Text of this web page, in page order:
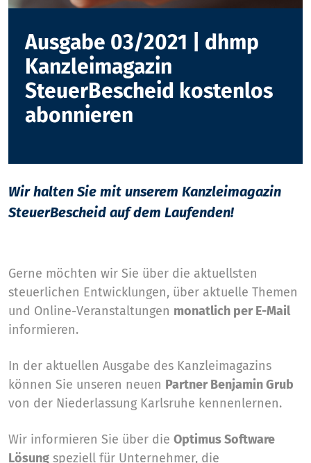
Ausgabe 03/2021 | dhmp
Kanzleimagazin
SteuerBescheid kostenlos
abonnieren
Wir halten Sie mit unserem Kanzleimagazin
SteuerBescheid auf dem Laufenden!
Gerne möchten wir Sie über die aktuellsten
steuerlichen Entwicklungen, über aktuelle Themen
und Online-Veranstaltungen monatlich per E-Mail
informieren.
In der aktuellen Ausgabe des Kanzleimagazins
können Sie unseren neuen Partner Benjamin Grub
von der Niederlassung Karlsruhe kennenlernen.
Wir informieren Sie über die Optimus Software
Lösung speziell für Unternehmer, die